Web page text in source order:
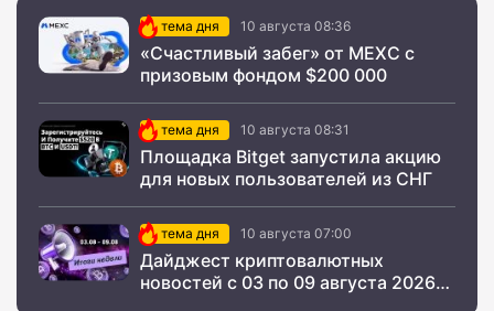
тема дня 10 августа 08:36
«Счастливый забег» от MEXC с
призовым фондом $200 000
тема дня 10 августа 08:31
Площадка Bitget запустила акцию
для новых пользователей из СНГ
тема дня 10 августа 07:00
Дайджест криптовалютных
новостей с 03 по 09 августа 2026